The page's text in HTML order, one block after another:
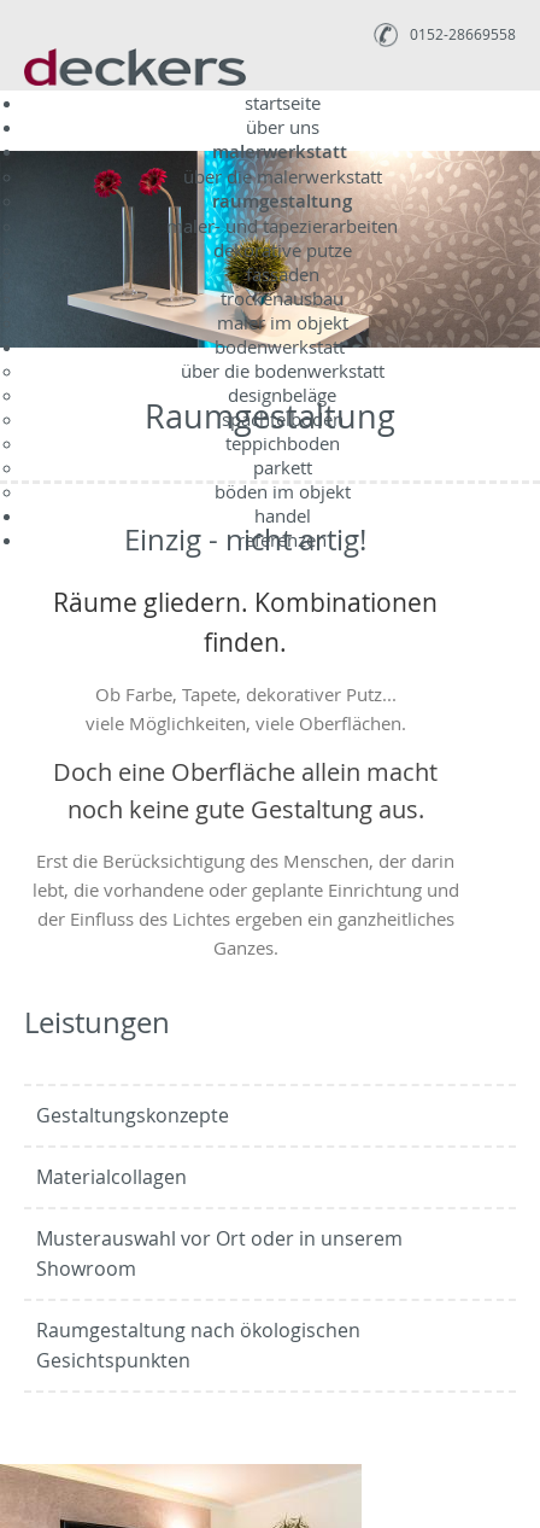
0152-28669558
startseite
über uns
malerwerkstatt
über die malerwerkstatt
raumgestaltung
maler- und tapezierarbeiten
dekorative putze
fassaden
trockenausbau
maler im objekt
bodenwerkstatt
über die bodenwerkstatt
designbeläge
spachtelboden
teppichboden
parkett
böden im objekt
handel
referenzen
Raumgestaltung
Einzig - nicht artig!
Räume gliedern. Kombinationen
finden.
Ob Farbe, Tapete, dekorativer Putz...
viele Möglichkeiten, viele Oberflächen.
Doch eine Oberfläche allein macht
noch keine gute Gestaltung aus.
Erst die Berücksichtigung des Menschen, der darin
lebt, die vorhandene oder geplante Einrichtung und
der Einfluss des Lichtes ergeben ein ganzheitliches
Ganzes.
Leistungen
Gestaltungskonzepte
Materialcollagen
Musterauswahl vor Ort oder in unserem
Showroom
Raumgestaltung nach ökologischen
Gesichtspunkten